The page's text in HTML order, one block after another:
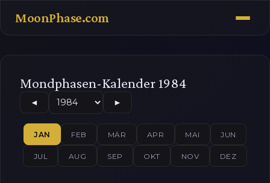
MoonPhase.com
Mondphasen-Kalender 1984
◄ ►
JAN FEB MÄR APR MAI JUN
JUL AUG SEP OKT NOV DEZ